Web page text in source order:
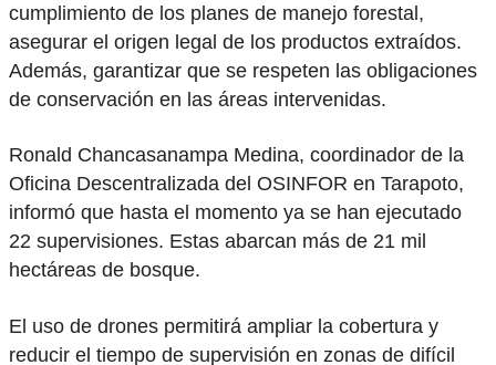
cumplimiento de los planes de manejo forestal,
asegurar el origen legal de los productos extraídos.
Además, garantizar que se respeten las obligaciones
de conservación en las áreas intervenidas.
Ronald Chancasanampa Medina, coordinador de la
Oficina Descentralizada del OSINFOR en Tarapoto,
informó que hasta el momento ya se han ejecutado
22 supervisiones. Estas abarcan más de 21 mil
hectáreas de bosque.
El uso de drones permitirá ampliar la cobertura y
reducir el tiempo de supervisión en zonas de difícil